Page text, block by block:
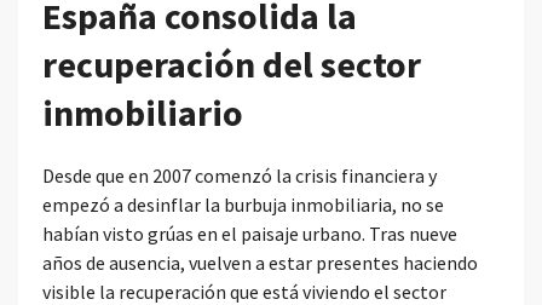
España consolida la
recuperación del sector
inmobiliario
Desde que en 2007 comenzó la crisis financiera y
empezó a desinflar la burbuja inmobiliaria, no se
habían visto grúas en el paisaje urbano. Tras nueve
años de ausencia, vuelven a estar presentes haciendo
visible la recuperación que está viviendo el sector